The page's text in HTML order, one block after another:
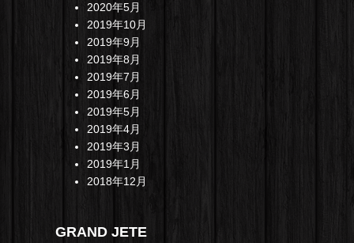
2020年5月
2019年10月
2019年9月
2019年8月
2019年7月
2019年6月
2019年5月
2019年4月
2019年3月
2019年1月
2018年12月
GRAND JETE